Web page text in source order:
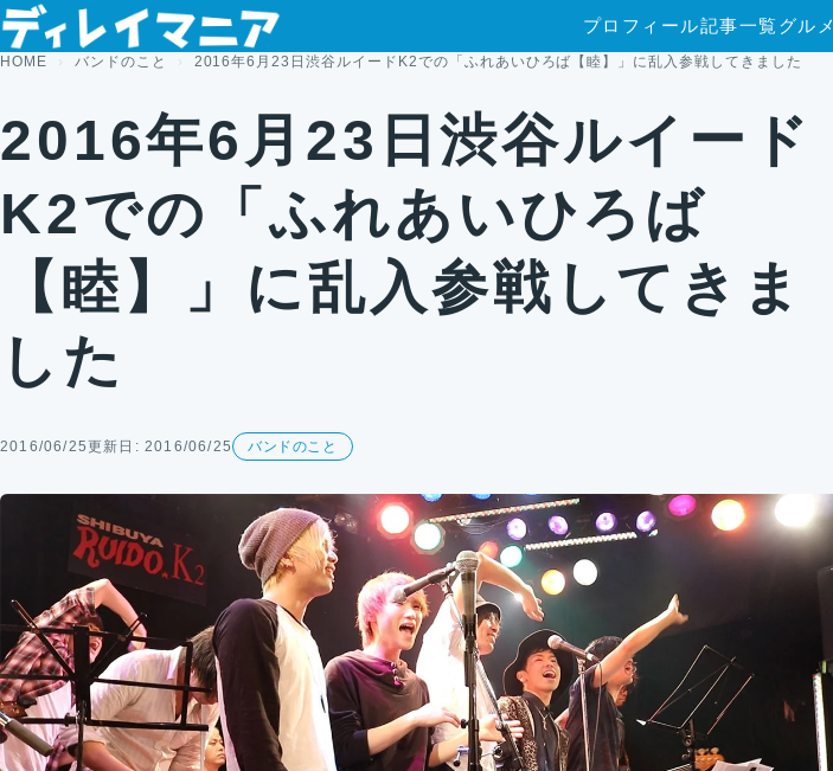
コンテンツへスキップ プロフィール記事一覧グルメ
HOME バンドのこと 2016年6月23日渋谷ルイードK2での「ふれあいひろば【睦】」に乱入参戦してきました
2016年6月23日渋谷ルイード
K2での「ふれあいひろば
【睦】」に乱入参戦してきま
した
2016/06/25更新日: 2016/06/25 バンドのこと